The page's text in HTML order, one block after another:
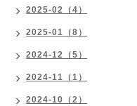
2025-02（4）
2025-01（8）
2024-12（5）
2024-11（1）
2024-10（2）